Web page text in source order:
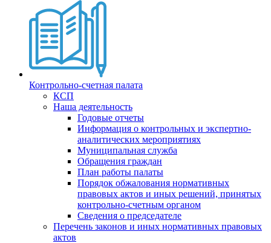
Контрольно-счетная палата
КСП
Наша деятельность
Годовые отчеты
Информация о контрольных и экспертно-
аналитических мероприятиях
Муниципальная служба
Обращения граждан
План работы палаты
Порядок обжалования нормативных
правовых актов и иных решений, принятых
контрольно-счетным органом
Сведения о председателе
Перечень законов и иных нормативных правовых
актов